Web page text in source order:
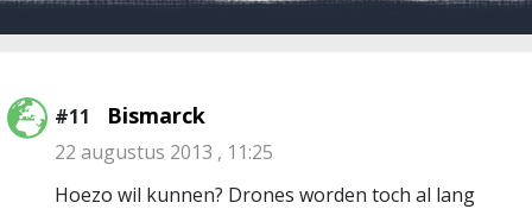
#11 Bismarck
22 augustus 2013 , 11:25
Hoezo wil kunnen? Drones worden toch al lang